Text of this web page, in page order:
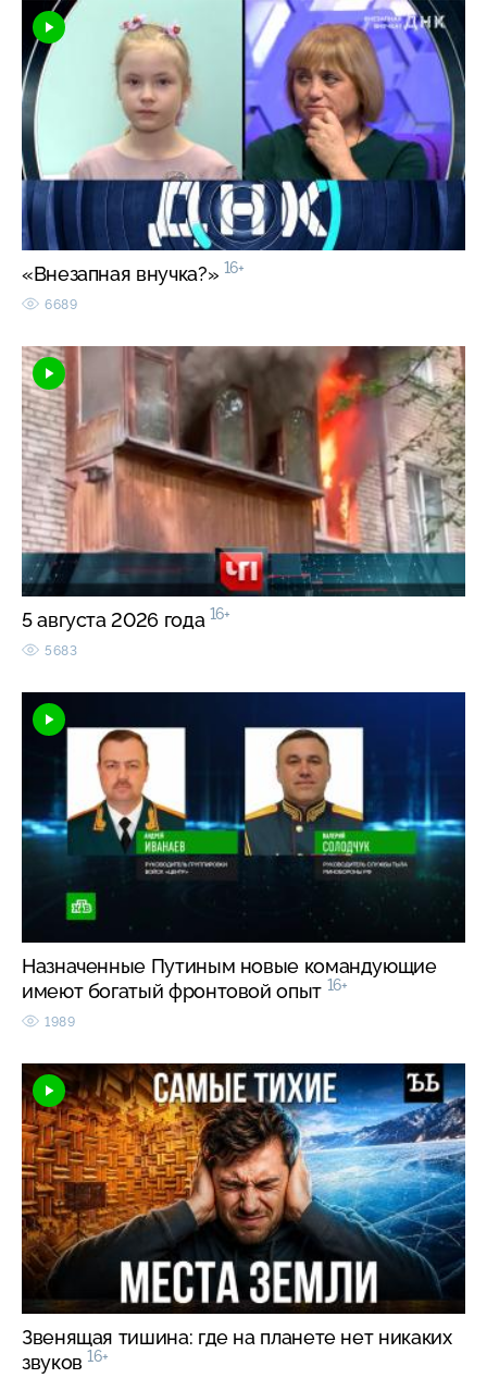
«Внезапная внучка?» 16+
6689
5 августа 2026 года 16+
5683
Назначенные Путиным новые командующие
имеют богатый фронтовой опыт 16+
1989
Звенящая тишина: где на планете нет никаких
звуков 16+